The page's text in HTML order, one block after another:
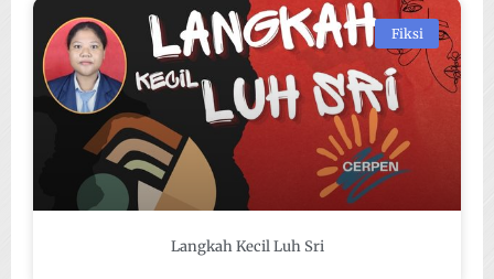
Fiksi
Langkah Kecil Luh Sri